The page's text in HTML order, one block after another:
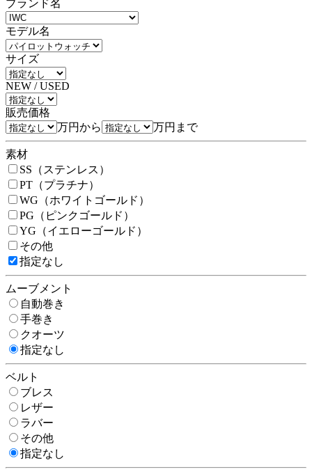
ブランド名
モデル名
サイズ
NEW / USED
販売価格
万円から
万円まで
素材
SS（ステンレス）
PT（プラチナ）
WG（ホワイトゴールド）
PG（ピンクゴールド）
YG（イエローゴールド）
その他
指定なし
ムーブメント
自動巻き
手巻き
クオーツ
指定なし
ベルト
ブレス
レザー
ラバー
その他
指定なし